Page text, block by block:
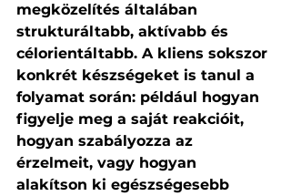
megközelítés általában
strukturáltabb, aktívabb és
célorientáltabb. A kliens sokszor
konkrét készségeket is tanul a
folyamat során: például hogyan
figyelje meg a saját reakcióit,
hogyan szabályozza az
érzelmeit, vagy hogyan
alakítson ki egészségesebb